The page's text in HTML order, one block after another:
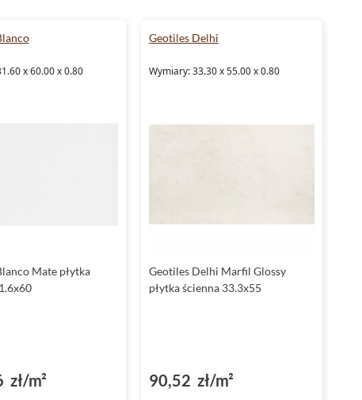
x 60.00 x 0.80
Mate płytka
zł/m²
Geotiles Delhi
Wymiary: 33.30 x 55.00 x 0.80
Geotiles Delhi Marfil Glossy
płytka ścienna 33.3x55
90,52 zł/m²